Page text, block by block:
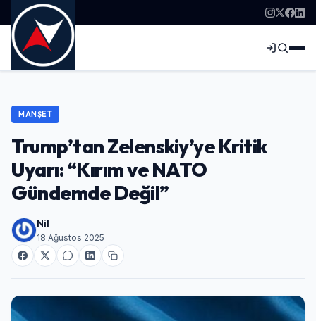
MANŞET
Trump’tan Zelenskiy’ye Kritik
Uyarı: “Kırım ve NATO
Gündemde Değil”
Nil
18 Ağustos 2025